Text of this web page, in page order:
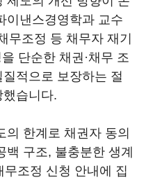
이낸스경영학과 교수
무조정 등 채무자 재기
단순한 채권·채무 조
적으로 보장하는 절
습니다.
의 한계로 채권자 동의
구조, 불충분한 생계
조정 신청 안내에 집